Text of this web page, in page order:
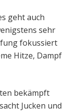
geht auch
sehr
fokussiert
Hitze, Dampf
bekämpft
Jucken und